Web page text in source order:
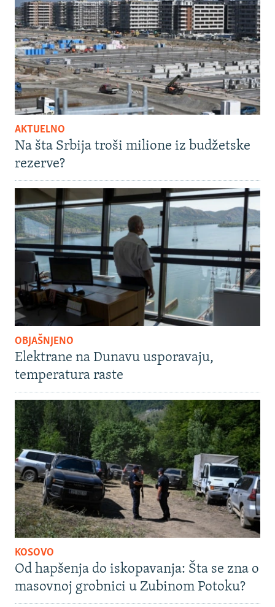
AKTUELNO
Na šta Srbija troši milione iz budžetske
rezerve?
OBJAŠNJENO
Elektrane na Dunavu usporavaju,
temperatura raste
KOSOVO
Od hapšenja do iskopavanja: Šta se zna o
masovnoj grobnici u Zubinom Potoku?